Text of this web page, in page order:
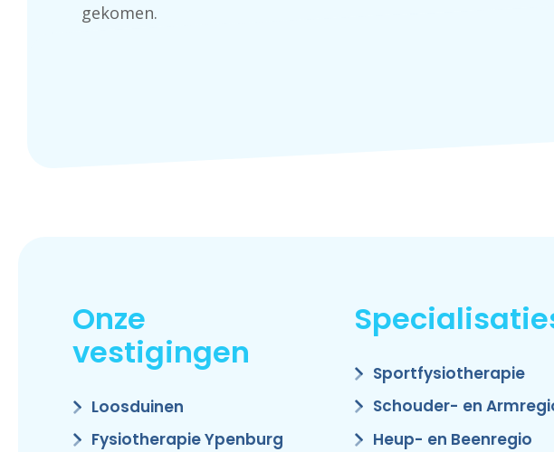
gekomen.
Onze
vestigingen
Loosduinen
Fysiotherapie Ypenburg
Sportfysiotherapie
Schouder- en
Heup- en Beenregio